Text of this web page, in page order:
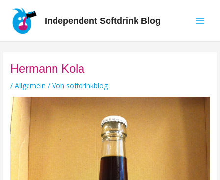
Inhalt
springen
Independent Softdrink Blog
Hermann Kola
/Allgemein / Von softdrinkblog